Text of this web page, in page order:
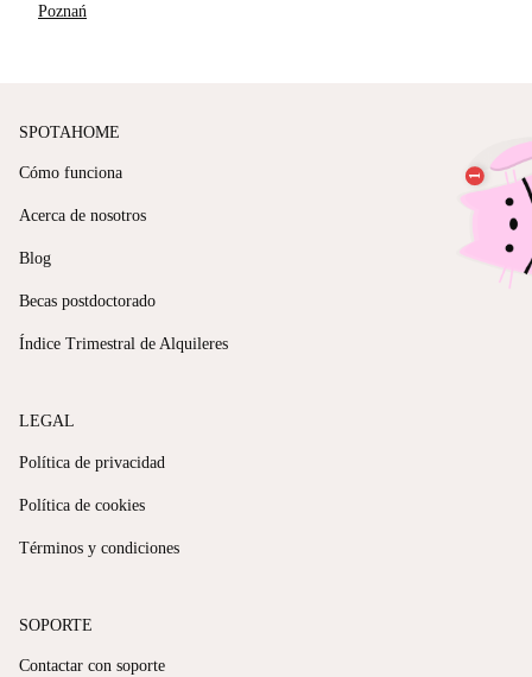
Poznań
SPOTAHOME
Cómo funciona
Acerca de nosotros
Blog
Becas postdoctorado
Índice Trimestral de Alquileres
LEGAL
Política de privacidad
Política de cookies
Términos y condiciones
SOPORTE
Contactar con soporte